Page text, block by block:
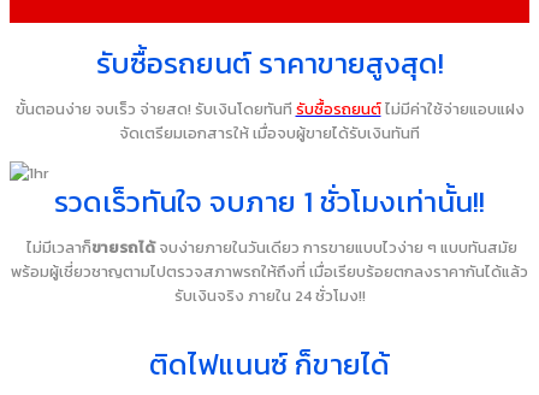
รับซื้อรถยนต์ ราคาขายสูงสุด!
ขั้นตอนง่าย จบเร็ว จ่ายสด! รับเงินโดยทันที รับซื้อรถยนต์ไม่มีค่าใช้จ่ายแอบแฝง
จัดเตรียมเอกสารให้ เมื่อจบผู้ขายได้รับเงินทันที
รวดเร็วทันใจ จบภาย 1 ชั่วโมงเท่านั้น!!
ไม่มีเวลาก็ขายรถได้จบง่ายภายในวันเดียว การขายแบบไวง่าย ๆ แบบทันสมัย
พร้อมผู้เชี่ยวชาญตามไปตรวจสภาพรถให้ถึงที่ เมื่อเรียบร้อยตกลงราคากันได้แล้ว
รับเงินจริง ภายใน 24 ชั่วโมง!!
ติดไฟแนนซ์ ก็ขายได้